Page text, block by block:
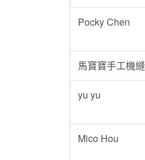
Pocky Chen
馬寶寶手工機縫
yu yu
Mico Hou